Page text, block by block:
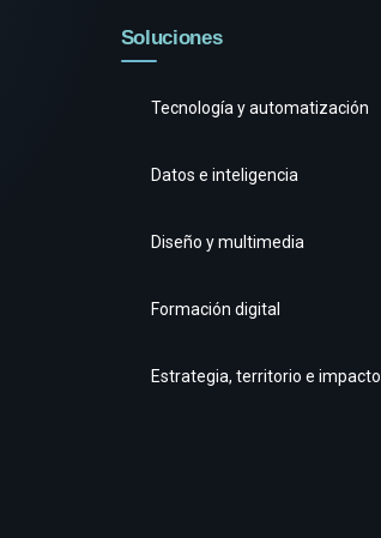
Soluciones
Tecnología y automatización
Datos e inteligencia
Diseño y multimedia
Formación digital
Estrategia, territorio e impacto